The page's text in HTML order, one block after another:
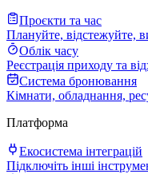
Проєкти та час
Плануйте, відстежуйте,
Облік часу
Реєстрація приходу та
Система бронювання
Кімнати, обладнання,
Платформа
Екосистема інтеграцій
Підключіть інші